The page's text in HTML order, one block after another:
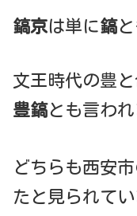
鎬京は単に鎬と
文王時代の豊と
豊鎬とも言われ
どちらも西安
たと見られてい